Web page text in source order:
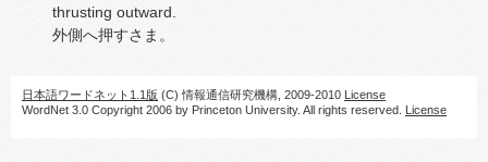
thrusting outward.
外側へ押すさま。
日本語ワードネット1.1版 (C) 情報通信研究機構, 2009-2010 License
WordNet 3.0 Copyright 2006 by Princeton University. All rights reserved. License